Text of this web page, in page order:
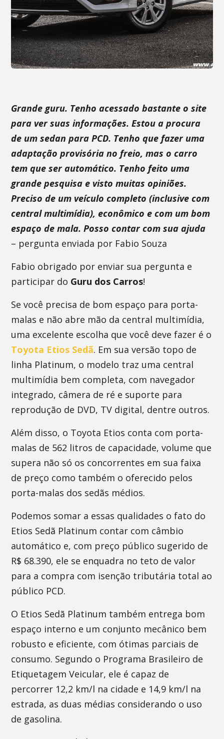
Grande guru. Tenho acessado bastante o site
para ver suas informações. Estou a procura
de um sedan para PCD. Tenho que fazer uma
adaptação provisória no freio, mas o carro
tem que ser automático. Tenho feito uma
grande pesquisa e visto muitas opiniões.
Preciso de um veículo completo (inclusive com
central multimídia), econômico e com um bom
espaço de mala. Posso contar com sua ajuda
– pergunta enviada por Fabio Souza
Fabio obrigado por enviar sua pergunta e
participar do Guru dos Carros!
Se você precisa de bom espaço para porta-
malas e não abre mão da central multimídia,
uma excelente escolha que você deve fazer é o
Toyota Etios Sedã. Em sua versão topo de
linha Platinum, o modelo traz uma central
multimídia bem completa, com navegador
integrado, câmera de ré e suporte para
reprodução de DVD, TV digital, dentre outros.
Além disso, o Toyota Etios conta com porta-
malas de 562 litros de capacidade, volume que
supera não só os concorrentes em sua faixa
de preço como também o oferecido pelos
porta-malas dos sedãs médios.
Podemos somar a essas qualidades o fato do
Etios Sedã Platinum contar com câmbio
automático e, com preço público sugerido de
R$ 68.390, ele se enquadra no teto de valor
para a compra com isenção tributária total ao
público PCD.
O Etios Sedã Platinum também entrega bom
espaço interno e um conjunto mecânico bem
robusto e eficiente, com ótimas parciais de
consumo. Segundo o Programa Brasileiro de
Etiquetagem Veicular, ele é capaz de
percorrer 12,2 km/l na cidade e 14,9 km/l na
estrada, as duas médias considerando o uso
de gasolina.